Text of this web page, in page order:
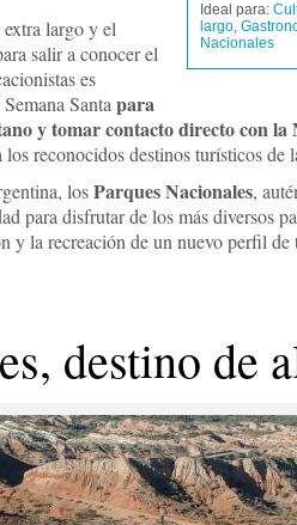
Ideal para:
largo,
Nacionales
largo y el
salir a conocer el
es
Santa para
y tomar contacto directo con la
los reconocidos destinos turísticos de
losParques Nacionales,
para disfrutar de los más diversos
y la recreación de un nuevo perfil de
destino de